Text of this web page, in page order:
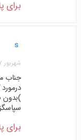
برای
s
شهریور ۲۷, ۱۳۹۶ در ۱۳:۱۵
جناب
)بدون
برای